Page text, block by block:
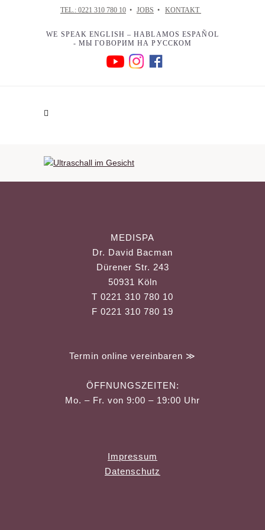
TEL.: 0221 310 780 10 • JOBS • KONTAKT
WE SPEAK ENGLISH – HABLAMOS ESPAÑOL
- МЫ ГОВОРИМ НА РУССКОМ
MEDISPA
Dr. David Bacman
Dürener Str. 243
50931 Köln
T 0221 310 780 10
F 0221 310 780 19
Termin online vereinbaren ≫
ÖFFNUNGSZEITEN:
Mo. – Fr. von 9:00 – 19:00 Uhr
Impressum
Datenschutz